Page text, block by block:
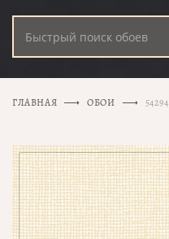
ГЛАВНАЯ ОБОИ